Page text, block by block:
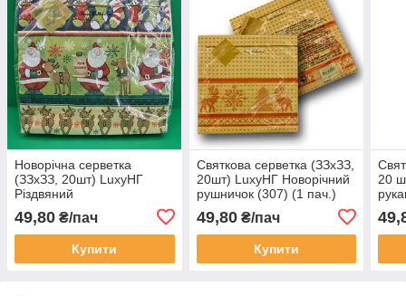
Новорічна серветка
(ЗЗхЗЗ, 20шт) LuxyНГ
Різдвяний
пач.)
49,80 ₴/пач
Купити
Святкова серветка (ЗЗхЗЗ,
20шт) LuxyНГ Новорічний
рушничок (307) (1 пач.)
49,80₴/пач
Купити
20